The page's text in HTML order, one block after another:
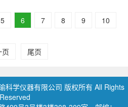
5 6 7 8 9 10
尾页
科学仪器有限公司 版权所有 All Rights
Reserved